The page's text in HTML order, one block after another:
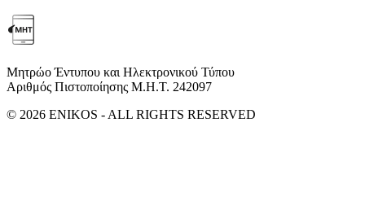
Μητρώο Έντυπου και Ηλεκτρονικού Τύπου
Αριθμός Πιστοποίησης Μ.Η.Τ. 242097
© 2026 ENIKOS - ALL RIGHTS RESERVED